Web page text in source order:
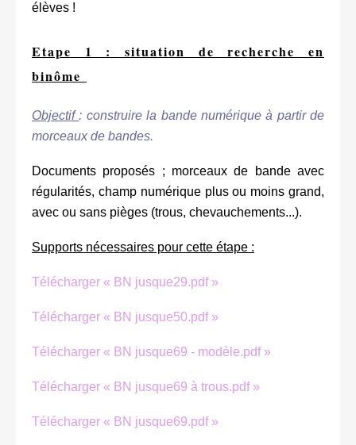
élèves !
Etape 1 : situation de recherche en
binôme
Objectif : construire la bande numérique à partir de
morceaux de bandes.
Documents proposés ; morceaux de bande avec
régularités, champ numérique plus ou moins grand,
avec ou sans pièges (trous, chevauchements...).
Supports nécessaires pour cette étape :
Télécharger « BN jusque29.pdf »
Télécharger « BN jusque50.pdf »
Télécharger « BN jusque69 - modèle.pdf »
Télécharger « BN jusque69 à trous.pdf »
Télécharger « BN jusque69.pdf »